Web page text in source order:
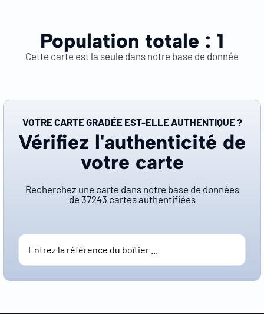
Population totale : 1
Cette carte est la seule dans notre base de donnée
VOTRE CARTE GRADÉE EST-ELLE AUTHENTIQUE ?
Vérifiez l'authenticité de
votre carte
Recherchez une carte dans notre base de données
de 37243 cartes authentifiées